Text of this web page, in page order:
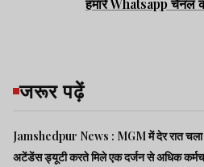
जरूर पढ़ें
Jamshedpur News : MGM में देर रात चला
अटेंडेंस ड्यूटी करते मिले एक दर्जन से अधिक